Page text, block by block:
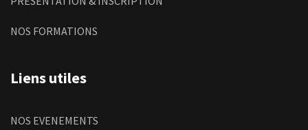
NOS FORMATIONS
Liens utiles
NOS EVENEMENTS